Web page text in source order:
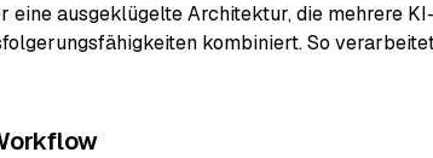
eine ausgeklügelte Architektur, die mehrere
kombiniert. So